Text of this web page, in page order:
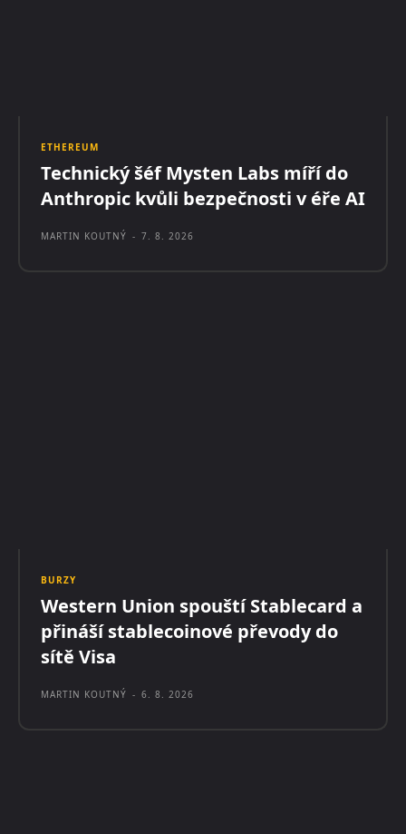
ETHEREUM
Technický šéf Mysten Labs míří do
Anthropic kvůli bezpečnosti v éře AI
MARTIN KOUTNÝ - 7. 8. 2026
BURZY
Western Union spouští Stablecard a
přináší stablecoinové převody do
sítě Visa
MARTIN KOUTNÝ - 6. 8. 2026